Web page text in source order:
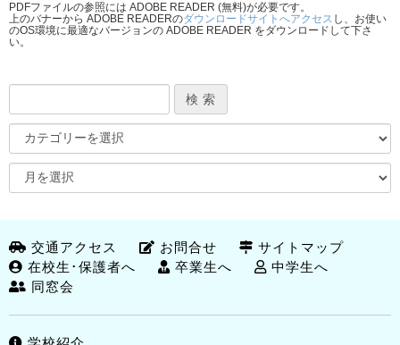
PDFファイルの参照には ADOBE READER (無料)が必要です。
上のバナーから ADOBE READERのダウンロードサイトへアクセス し、お使い
のOS環境に最適なバージョンの ADOBE READER をダウンロードして下さ
い。
交通アクセス お問合せ
サイトマップ
在校生･保護者へ
卒業生へ
中学生へ
同窓会